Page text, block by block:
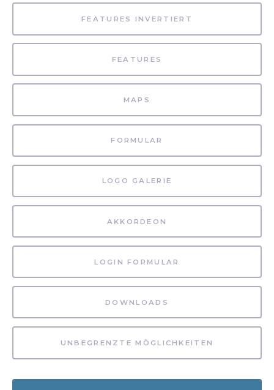
FEATURES INVERTIERT
FEATURES
MAPS
FORMULAR
LOGO GALERIE
AKKORDEON
LOGIN FORMULAR
DOWNLOADS
UNBEGRENZTE MÖGLICHKEITEN